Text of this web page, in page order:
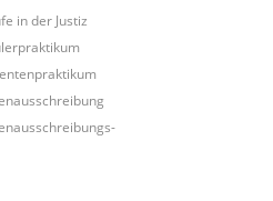
in der Justiz